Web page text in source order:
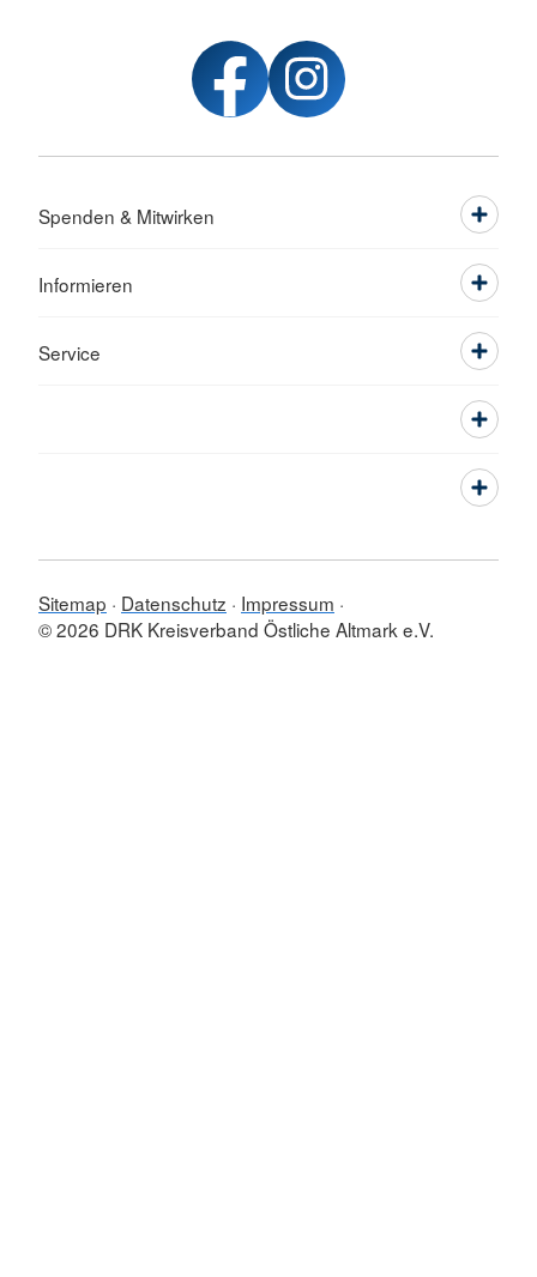
Spenden & Mitwirken
Informieren
Service
Sitemap Datenschutz
Impressum
© 2026 DRK Kreisverband Östliche Altmark e.V.